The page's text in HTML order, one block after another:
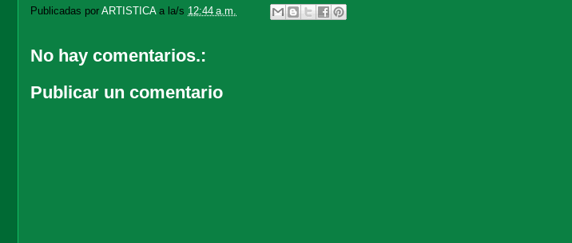
Publicadas por ARTISTICA a la/s 12:44 a.m.
No hay comentarios.:
Publicar un comentario